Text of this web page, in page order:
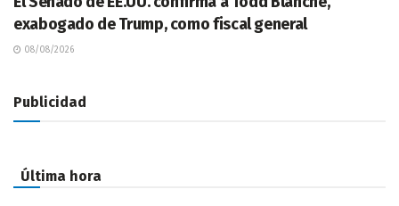
exabogado de Trump, como fiscal general
08/08/2026
Publicidad
Última hora